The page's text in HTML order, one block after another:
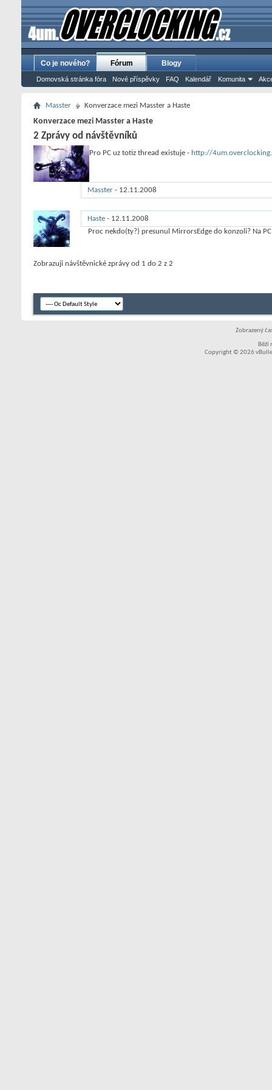
Co je nového? Fórum
Domovská stránka fóra Nové příspěvky FAQ Kalendář Komunita
Blogy
Masster Konverzace mezi Masster a Haste
Konverzace mezi Masster a Haste
2 Zprávy od návštěvníků
Masster - 12.11.2008
Pro PC uz totiz thread existuje - http://
Haste - 12.11.2008
Proc nekdo(ty?) presunul MirrorsEdge do konzoli? Na
Zobrazuji návštěvnické zprávy od 1 do 2 z 2
Zobrazený
Běží
Copyright © 2026